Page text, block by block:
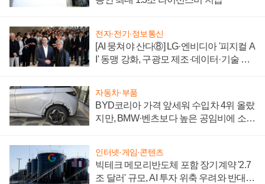
전자·전기·정보통신
[AI 뭉쳐야 산다⑧] LG·엔비디아 '피지컬 A
I' 동맹 강화, 구광모 제조·데이터·기술 결
자동차·부품
BYD코리아 가격 앞세워 수입차 4위 올랐
지만, BMW·벤츠보다 높은 공임비에 소비
인터넷·게임·콘텐츠
빅테크 메모리반도체 포함 장기계약 '2.7
조 달러' 규모, AI 투자 위축 우려와 반대